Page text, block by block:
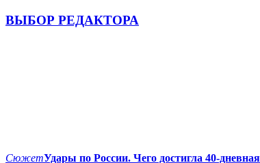
ВЫБОР РЕДАКТОРА
СюжетУдары по России. Чего достигла 40-